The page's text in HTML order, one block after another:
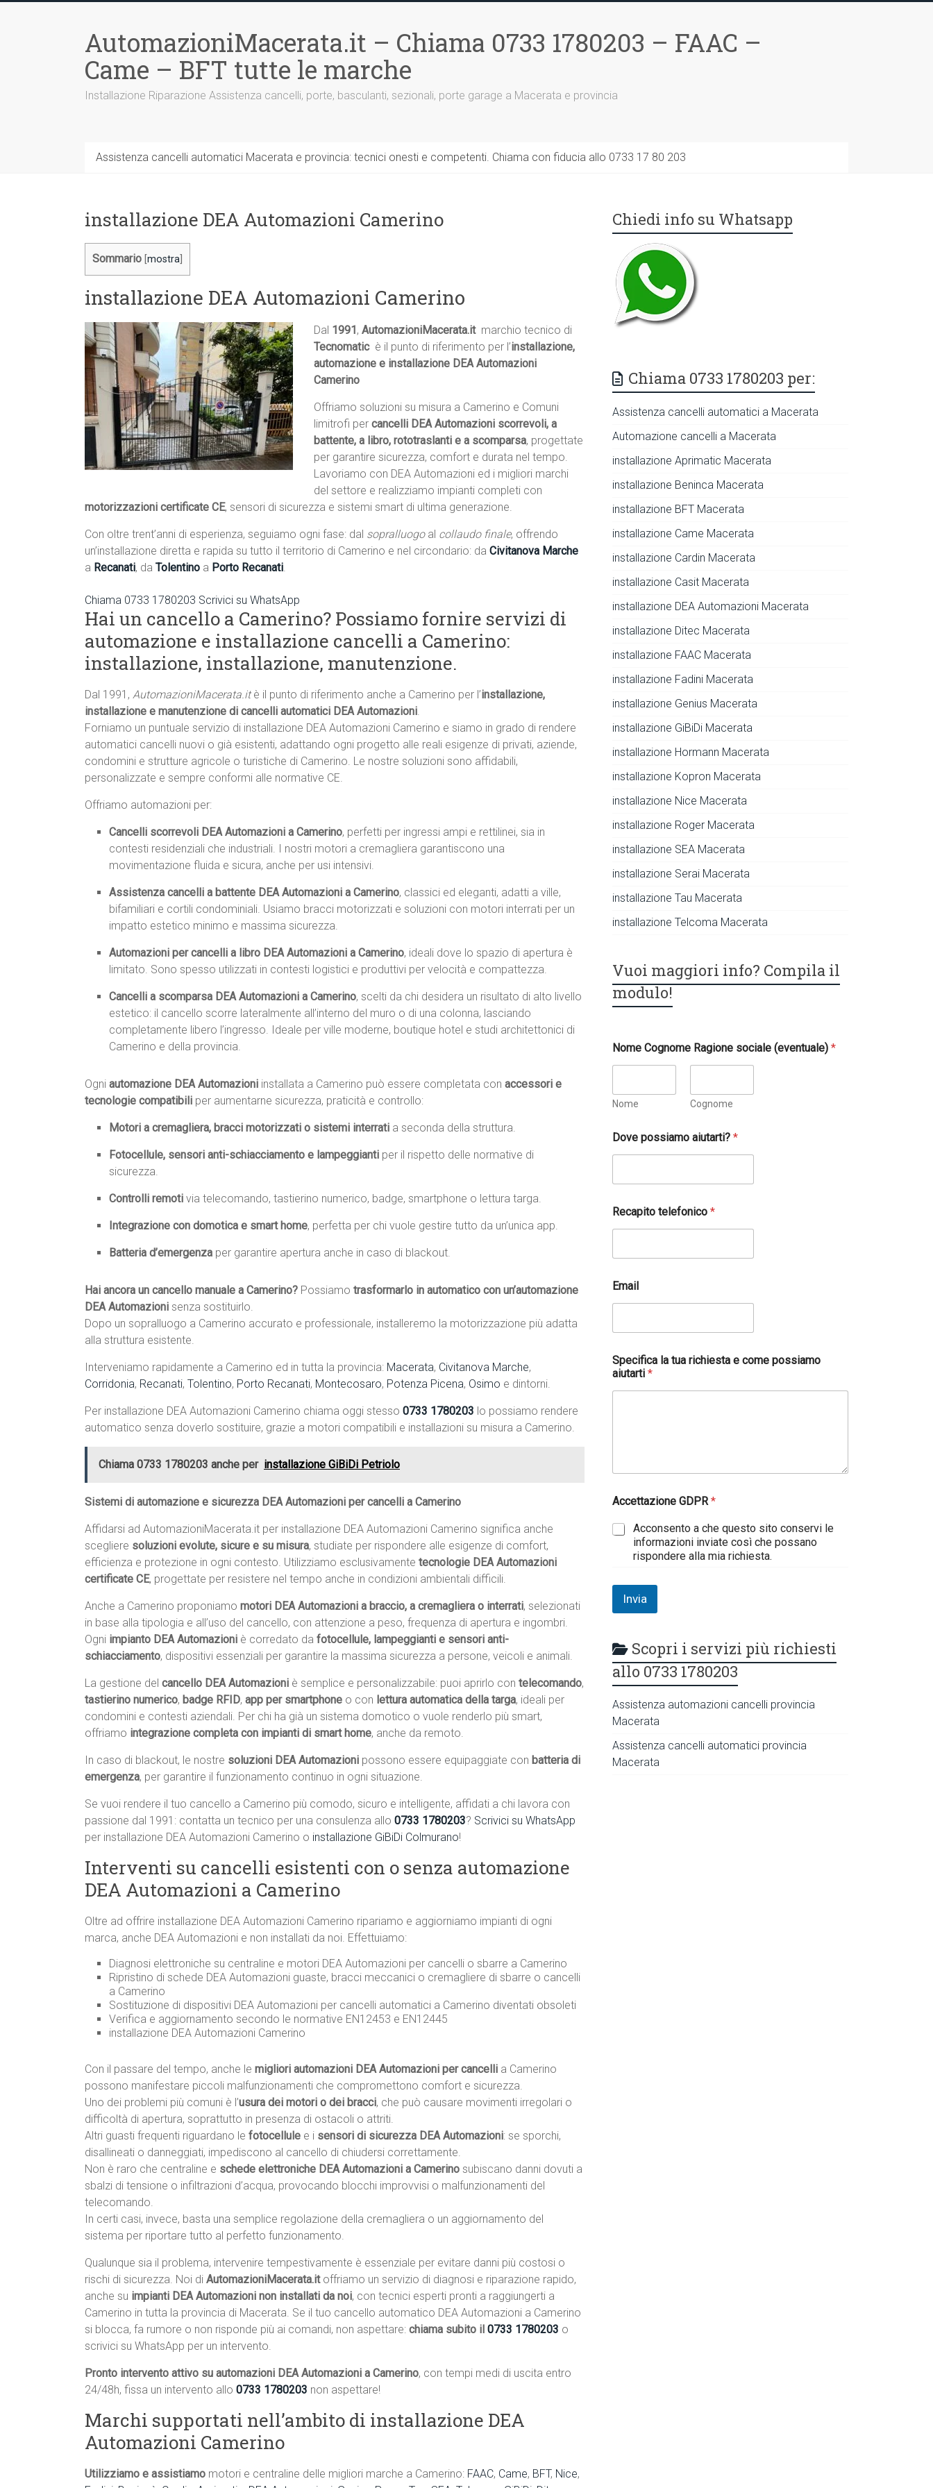
AutomazioniMacerata.it – Chiama 0733 1780203 – FAAC –
Came – BFT tutte le marche
Installazione Riparazione Assistenza cancelli, porte, basculanti, sezionali, porte garage a Macerata e provincia
Assistenza cancelli automatici Macerata e provincia: tecnici onesti e competenti. Chiama con fiducia allo 0733 17 80 203
installazione DEA Automazioni Camerino
Sommario mostra
installazione DEA Automazioni Camerino
Dal 1991 , AutomazioniMacerata.it marchio tecnico di
Tecnomatic  è il punto di riferimento per l’installazione,
automazione e installazione DEA Automazioni
Camerino
Offriamo soluzioni su misura a Camerino e Comuni
limitrofi per cancelli DEA Automazioni scorrevoli, a
battente, a libro, rototraslanti e a scomparsa, progettate
per garantire sicurezza, comfort e durata nel tempo.
Lavoriamo con DEA Automazioni ed i migliori marchi
del settore e realizziamo impianti completi con
motorizzazioni certificate CE, sensori di sicurezza e sistemi smart di ultima generazione.
Con oltre trent’anni di esperienza, seguiamo ogni fase: dal sopralluogo al collaudo finale, offrendo
un’installazione diretta e rapida su tutto il territorio di Camerino e nel circondario: da Civitanova Marche
a Recanati, da Tolentino a Porto Recanati.
Chiama 0733 1780203 Scrivici su WhatsApp
Hai un cancello a Camerino? Possiamo fornire servizi di
automazione e installazione cancelli a Camerino:
installazione, installazione, manutenzione.
Dal 1991, AutomazioniMacerata.itè il punto di riferimento anche a Camerino per l’installazione,
installazione e manutenzione di cancelli automatici DEA Automazioni.
Forniamo un puntuale servizio di installazione DEA Automazioni Camerino e siamo in grado di rendere
automatici cancelli nuovi o già esistenti, adattando ogni progetto alle reali esigenze di privati, aziende,
condomini e strutture agricole o turistiche di Camerino. Le nostre soluzioni sono affidabili,
personalizzate e sempre conformi alle normative CE.
Offriamo automazioni per:
Cancelli scorrevoli DEA Automazioni a Camerino, perfetti per ingressi ampi e rettilinei, sia in
contesti residenziali che industriali. I nostri motori a cremagliera garantiscono una
movimentazione fluida e sicura, anche per usi intensivi.
Assistenza cancelli a battente DEA Automazioni a Camerino, classici ed eleganti, adatti a ville,
bifamiliari e cortili condominiali. Usiamo bracci motorizzati e soluzioni con motori interrati per un
impatto estetico minimo e massima sicurezza.
Automazioni per cancelli a libro DEA Automazioni a Camerino, ideali dove lo spazio di apertura è
limitato. Sono spesso utilizzati in contesti logistici e produttivi per velocità e compattezza.
Cancelli a scomparsa DEA Automazioni a Camerino, scelti da chi desidera un risultato di alto livello
estetico: il cancello scorre lateralmente all’interno del muro o di una colonna, lasciando
completamente libero l’ingresso. Ideale per ville moderne, boutique hotel e studi architettonici di
Camerino e della provincia.
Ogni automazione DEA Automazioni installata a Camerino può essere completata con accessori e
tecnologie compatibili per aumentarne sicurezza, praticità e controllo:
Motori a cremagliera, bracci motorizzati o sistemi interrati a seconda della struttura.
Fotocellule, sensori anti-schiacciamento e lampeggianti per il rispetto delle normative di
sicurezza.
Controlli remoti via telecomando, tastierino numerico, badge, smartphone o lettura targa.
Integrazione con domotica e smart home, perfetta per chi vuole gestire tutto da un’unica app.
Batteria d’emergenza per garantire apertura anche in caso di blackout.
Hai ancora un cancello manuale a Camerino? Possiamo trasformarlo in automatico con un’automazione
DEA Automazioni senza sostituirlo.
Dopo un sopralluogo a Camerino accurato e professionale, installeremo la motorizzazione più adatta
alla struttura esistente.
Interveniamo rapidamente a Camerino ed in tutta la provincia: Macerata, Civitanova Marche,
Corridonia, Recanati, Tolentino, Porto Recanati, Montecosaro, Potenza Picena, Osimo e dintorni.
Per installazione DEA Automazioni Camerino chiama oggi stesso 0733 1780203 lo possiamo rendere
automatico senza doverlo sostituire, grazie a motori compatibili e installazioni su misura a Camerino.
Chiama 0733 1780203 anche per installazione GiBiDi Petriolo
Sistemi di automazione e sicurezza DEA Automazioni per cancelli a Camerino
Affidarsi ad AutomazioniMacerata.it per installazione DEA Automazioni Camerino significa anche
scegliere soluzioni evolute, sicure e su misura, studiate per rispondere alle esigenze di comfort,
efficienza e protezione in ogni contesto. Utilizziamo esclusivamente tecnologie DEA Automazioni
certificate CE, progettate per resistere nel tempo anche in condizioni ambientali difficili.
Anche a Camerino proponiamo motori DEA Automazioni a braccio, a cremagliera o interrati, selezionati
in base alla tipologia e all’uso del cancello, con attenzione a peso, frequenza di apertura e ingombri.
Ogni impianto DEA Automazioni è corredato da fotocellule, lampeggianti e sensori anti-
schiacciamento, dispositivi essenziali per garantire la massima sicurezza a persone, veicoli e animali.
La gestione del cancello DEA Automazioni è semplice e personalizzabile: puoi aprirlo con telecomando,
tastierino numerico, badge RFID, app per smartphone o con lettura automatica della targa, ideali per
condomini e contesti aziendali. Per chi ha già un sistema domotico o vuole renderlo più smart,
offriamo integrazione completa con impianti di smart home, anche da remoto.
In caso di blackout, le nostre soluzioni DEA Automazioni possono essere equipaggiate con batteria di
emergenza, per garantire il funzionamento continuo in ogni situazione.
Se vuoi rendere il tuo cancello a Camerino più comodo, sicuro e intelligente, affidati a chi lavora con
passione dal 1991: contatta un tecnico per una consulenza allo 0733 1780203? Scrivici su WhatsApp
per installazione DEA Automazioni Camerino o installazione GiBiDi Colmurano!
Interventi su cancelli esistenti con o senza automazione
DEA Automazioni a Camerino
Oltre ad offrire installazione DEA Automazioni Camerino ripariamo e aggiorniamo impianti di ogni
marca, anche DEA Automazioni e non installati da noi. Effettuiamo:
Diagnosi elettroniche su centraline e motori DEA Automazioni per cancelli o sbarre a Camerino
Ripristino di schede DEA Automazioni guaste, bracci meccanici o cremagliere di sbarre o cancelli
a Camerino
Sostituzione di dispositivi DEA Automazioni per cancelli automatici a Camerino diventati obsoleti
Verifica e aggiornamento secondo le normative EN12453 e EN12445
installazione DEA Automazioni Camerino
Con il passare del tempo, anche le migliori automazioni DEA Automazioni per cancelli a Camerino
possono manifestare piccoli malfunzionamenti che compromettono comfort e sicurezza.
Uno dei problemi più comuni è l’usura dei motori o dei bracci, che può causare movimenti irregolari o
difficoltà di apertura, soprattutto in presenza di ostacoli o attriti.
Altri guasti frequenti riguardano le fotocellule e i sensori di sicurezza DEA Automazioni: se sporchi,
disallineati o danneggiati, impediscono al cancello di chiudersi correttamente.
Non è raro che centraline e schede elettroniche DEA Automazioni a Camerino subiscano danni dovuti a
sbalzi di tensione o infiltrazioni d’acqua, provocando blocchi improvvisi o malfunzionamenti del
telecomando.
In certi casi, invece, basta una semplice regolazione della cremagliera o un aggiornamento del
sistema per riportare tutto al perfetto funzionamento.
Qualunque sia il problema, intervenire tempestivamente è essenziale per evitare danni più costosi o
rischi di sicurezza. Noi di AutomazioniMacerata.itoffriamo un servizio di diagnosi e riparazione rapido,
anche su impianti DEA Automazioni non installati da noi, con tecnici esperti pronti a raggiungerti a
Camerino in tutta la provincia di Macerata. Se il tuo cancello automatico DEA Automazioni a Camerino
si blocca, fa rumore o non risponde più ai comandi, non aspettare: chiama subito il 0733 1780203 o
scrivici su WhatsApp per un intervento.
Pronto intervento attivo su automazioni DEA Automazioni a Camerino, con tempi medi di uscita entro
24/48h, fissa un intervento allo 0733 1780203 non aspettare!
Marchi supportati nell’ambito di installazione DEA
Automazioni Camerino
Utilizziamo e assistiamo motori e centraline delle migliori marche a Camerino: FAAC, Came, BFT, Nice,
Chiedi info su Whatsapp
Chiama 0733 1780203 per:
Assistenza cancelli automatici a Macerata
Automazione cancelli a Macerata
installazione Aprimatic Macerata
installazione Beninca Macerata
installazione BFT Macerata
installazione Came Macerata
installazione Cardin Macerata
installazione Casit Macerata
installazione DEA Automazioni Macerata
installazione Ditec Macerata
installazione FAAC Macerata
installazione Fadini Macerata
installazione Genius Macerata
installazione GiBiDi Macerata
installazione Hormann Macerata
installazione Kopron Macerata
installazione Nice Macerata
installazione Roger Macerata
installazione SEA Macerata
installazione Serai Macerata
installazione Tau Macerata
installazione Telcoma Macerata
Vuoi maggiori info? Compila il
modulo!
Nome Cognome Ragione sociale (eventuale)*
Nome Cognome
Dove possiamo aiutarti?*
Recapito telefonico*
o
s
i
m
o
t
u
Email
Specifica la tua richiesta e come possiamo
aiutarti*
Accettazione GDPR*
Acconsento a che questo sito conservi le
informazioni inviate così che possano
rispondere alla mia richiesta.
Invia
Scopri i servizi più richiesti
allo 0733 1780203
Assistenza automazioni cancelli provincia
Macerata
Assistenza cancelli automatici provincia
Macerata